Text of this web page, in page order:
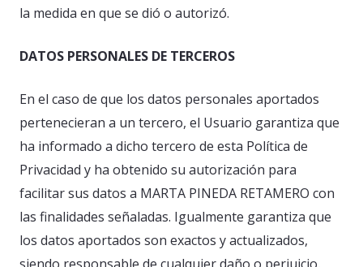
la medida en que se dió o autorizó.
DATOS PERSONALES DE TERCEROS
En el caso de que los datos personales aportados
pertenecieran a un tercero, el Usuario garantiza que
ha informado a dicho tercero de esta Política de
Privacidad y ha obtenido su autorización para
facilitar sus datos a MARTA PINEDA RETAMERO con
las finalidades señaladas. Igualmente garantiza que
los datos aportados son exactos y actualizados,